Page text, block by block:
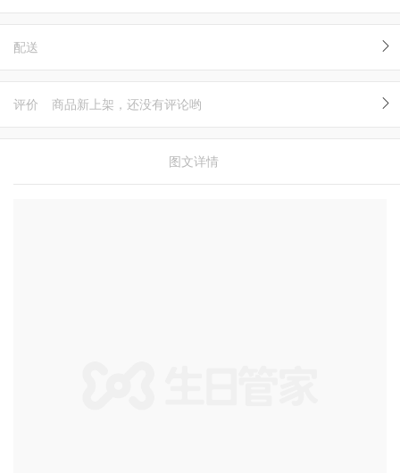
配送
评价 商品新上架，还没有评论哟
图文详情